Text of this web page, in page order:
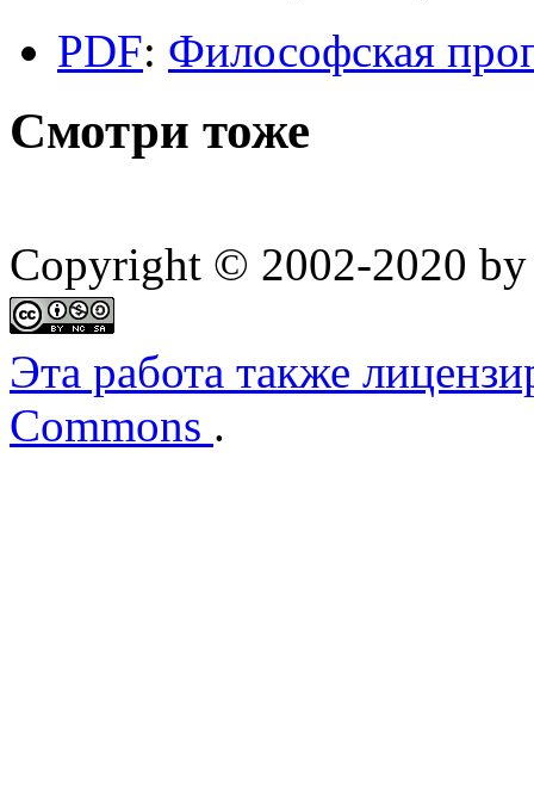
PDF: Философская
Смотри тоже
Copyright © 2002-2020 by
Эта работа также
Commons .